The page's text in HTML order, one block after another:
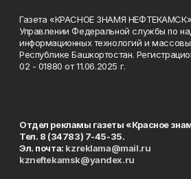
Газета «КРАСНОЕ ЗНАМЯ НЕФТЕКАМСК»
Управлении Федеральной службы по
информационных технологий и
Республике Башкортостан.
02 - 01880 от 11.06.2025 г.
Отдел рекламы газеты «Красное
Тел. 8 (34783) 7-45-35.
Эл. почта: kzreklama@mail.ru
kzneftekamsk@yandex.ru